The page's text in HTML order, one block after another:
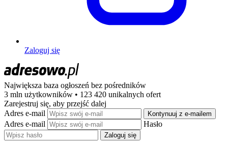
Zaloguj się
Największa baza ogłoszeń bez pośredników
3 mln użytkowników • 123 420 unikalnych ofert
Zarejestruj się, aby przejść dalej
Adres e-mail
Kontynuuj z e-mailem
Adres e-mail Hasło
Zaloguj się